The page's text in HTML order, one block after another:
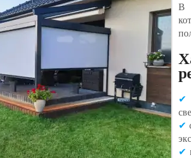
В
✔
✔
✔